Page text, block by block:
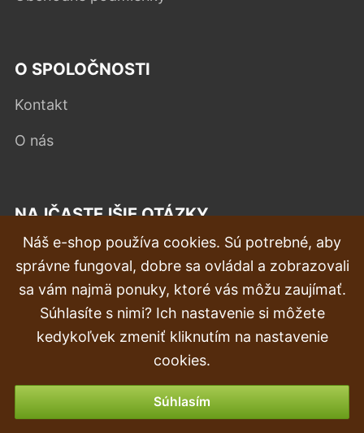
O SPOLOČNOSTI
Kontakt
O nás
NAJČASTEJŠIE OTÁZKY
Reklamácia
Doprava a doručenie
Objednávka
Vrátenie tovaru & vrátenie peňazí
Náš e-shop používa cookies. Sú potrebné, aby
správne fungoval, dobre sa ovládal a zobrazovali
sa vám najmä ponuky, ktoré vás môžu zaujímať.
Súhlasíte s nimi? Ich nastavenie si môžete
kedykoľvek zmeniť kliknutím na nastavenie
cookies.
Súhlasím